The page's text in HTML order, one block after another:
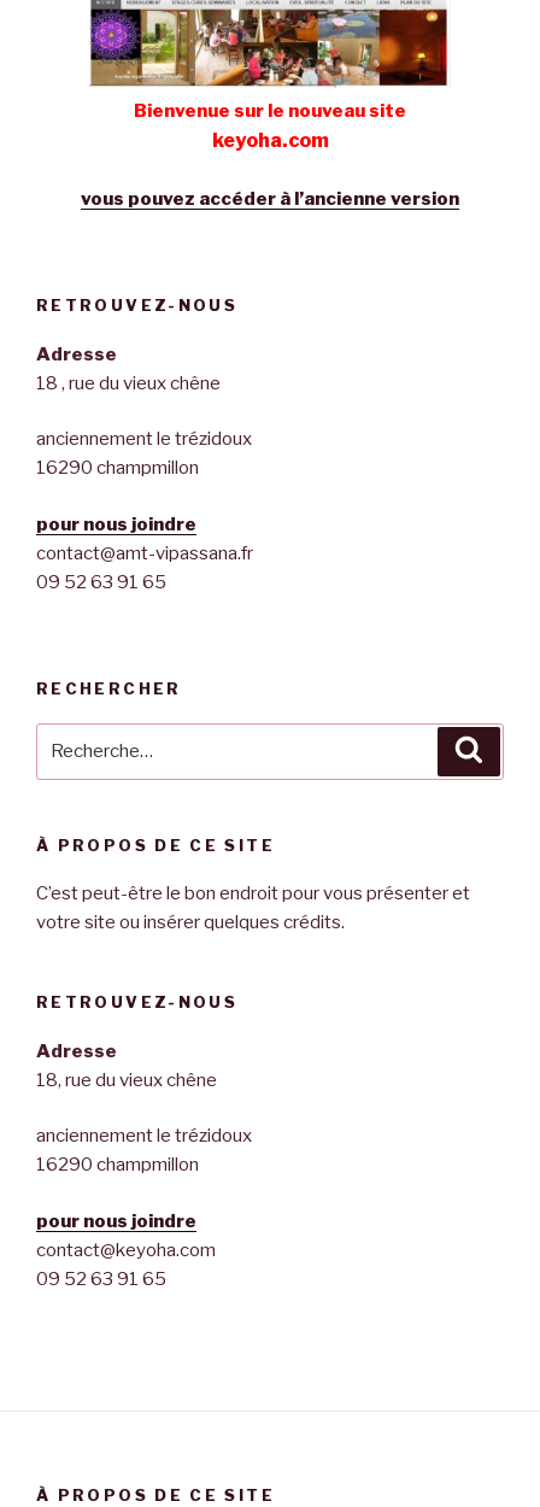
Bienvenue sur le nouveau site
keyoha.com
vous pouvez accéder à l’ancienne version
RETROUVEZ-NOUS
Adresse
18 , rue du vieux chêne
anciennement le trézidoux
16290 champmillon
pour nous joindre
contact@amt-vipassana.fr
09 52 63 91 65
RECHERCHER
À PROPOS DE CE SITE
C’est peut-être le bon endroit pour vous présenter et
votre site ou insérer quelques crédits.
RETROUVEZ-NOUS
Adresse
18, rue du vieux chêne
anciennement le trézidoux
16290 champmillon
pour nous joindre
contact@keyoha.com
09 52 63 91 65
À PROPOS DE CE SITE